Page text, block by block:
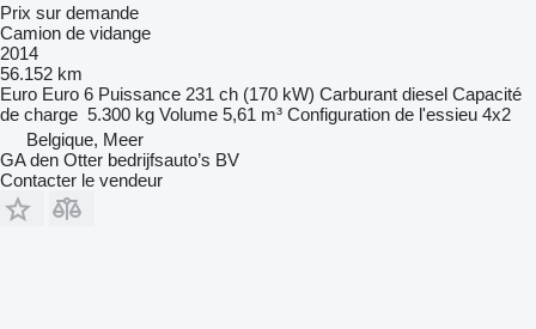
Prix sur demande
Camion de vidange
2014
56.152 km
Euro Euro 6 Puissance 231 ch (170 kW) Carburant diesel Capacité
de charge 5.300 kg Volume 5,61 m³ Configuration de l'essieu 4x2
Belgique, Meer
GA den Otter bedrijfsauto’s BV
Contacter le vendeur